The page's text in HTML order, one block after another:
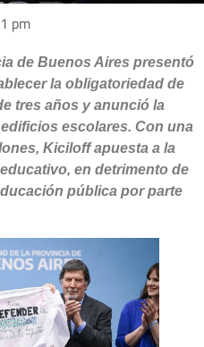
pm
de Buenos Aires presentó
la obligatoriedad de
tres años y anunció la
escolares. Con una
Kiciloff apuesta a la
en detrimento de
pública por parte